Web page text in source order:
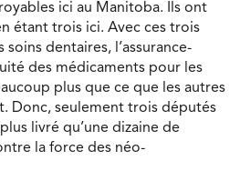
ici au Manitoba. Ils ont
étant trois ici. Avec ces trois
dentaires, l’assurance-
des médicaments pour les
plus que ce que les autres
Donc, seulement trois députés
livré qu’une dizaine de
la force des néo-